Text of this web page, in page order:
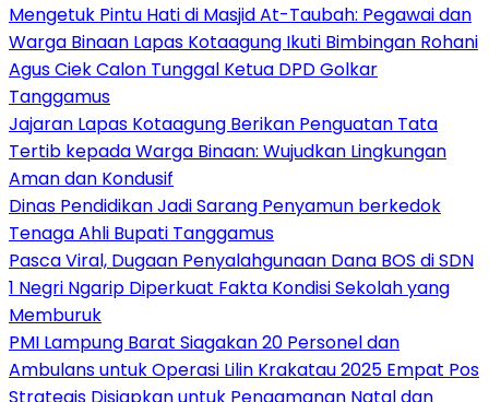
Mengetuk Pintu Hati di Masjid At-Taubah: Pegawai dan
Warga Binaan Lapas Kotaagung Ikuti Bimbingan Rohani
Agus Ciek Calon Tunggal Ketua DPD Golkar
Tanggamus
Jajaran Lapas Kotaagung Berikan Penguatan Tata
Tertib kepada Warga Binaan: Wujudkan Lingkungan
Aman dan Kondusif
Dinas Pendidikan Jadi Sarang Penyamun berkedok
Tenaga Ahli Bupati Tanggamus
Pasca Viral, Dugaan Penyalahgunaan Dana BOS di SDN
1 Negri Ngarip Diperkuat Fakta Kondisi Sekolah yang
Memburuk
PMI Lampung Barat Siagakan 20 Personel dan
Ambulans untuk Operasi Lilin Krakatau 2025 Empat Pos
Strategis Disiapkan untuk Pengamanan Natal dan